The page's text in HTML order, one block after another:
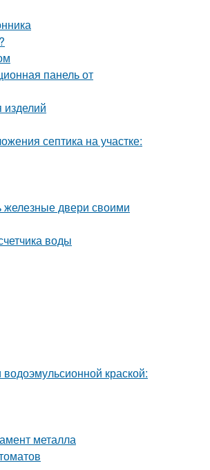
панель от
изделий
септика на участке:
железные двери своими
воды
краской:
металла